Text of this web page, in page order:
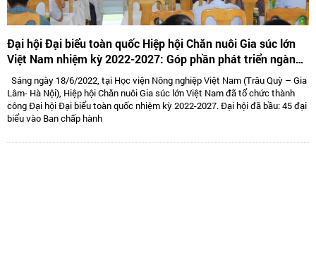
Đại hội Đại biểu toàn quốc Hiệp hội Chăn nuôi Gia súc lớn
Việt Nam nhiệm kỳ 2022-2027: Góp phần phát triển ngành
Chăn nuôi gia súc lớn Việt Nam bền vững
Sáng ngày 18/6/2022, tại Học viện Nông nghiệp Việt Nam (Trâu Quỳ – Gia
Lâm- Hà Nội), Hiệp hội Chăn nuôi Gia súc lớn Việt Nam đã tổ chức thành
công Đại hội Đại biểu toàn quốc nhiệm kỳ 2022-2027. Đại hội đã bầu: 45 đại
biểu vào Ban chấp hành